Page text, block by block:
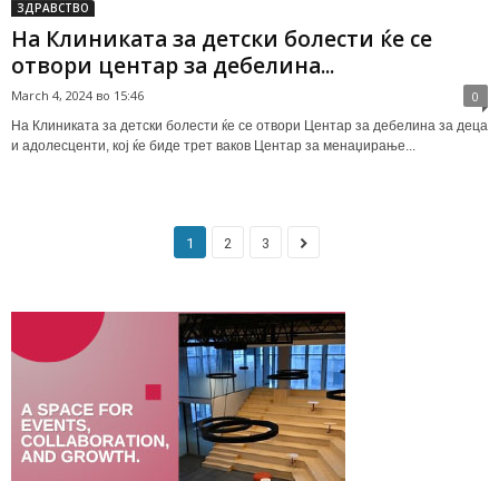
ЗДРАВСТВО
На Клиниката за детски болести ќе се
отвори центар за дебелина...
March 4, 2024 во 15:46 0
На Клиниката за детски болести ќе се отвори Центар за дебелина за деца
и адолесценти, кој ќе биде трет ваков Центар за менаџирање...
1 2 3